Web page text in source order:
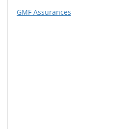
GMF Assurances